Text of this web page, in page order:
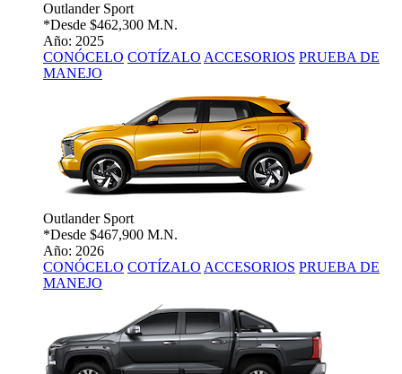
Outlander Sport
*Desde $462,300 M.N.
Año: 2025
CONÓCELO COTÍZALO ACCESORIOS PRUEBA DE
MANEJO
Outlander Sport
*Desde $467,900 M.N.
Año: 2026
CONÓCELO COTÍZALO ACCESORIOS PRUEBA DE
MANEJO